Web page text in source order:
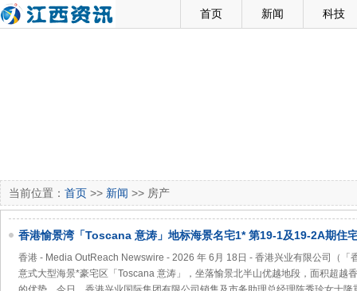
首页 新闻 科技
当前位置： 首页 >> 新闻 >> 房产
香港愉景湾「Toscana 意涛」地标海景名宅1* 第19-1及19-2A期住
TOSCANA 满‧意」及「ONE TOSCANA 2 满‧意2期」 臻尚府邸 矜览
香港 - Media OutReach Newswire - 2026 年 6月 18日 - 香港兴业有限公司（「
意式大型海景*豪宅区「Toscana 意涛」，坐落愉景北半山优越地段，面积超越